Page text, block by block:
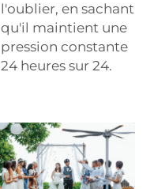
l'oublier, en sachant
qu'il maintient une
pression constante
24 heures sur 24.